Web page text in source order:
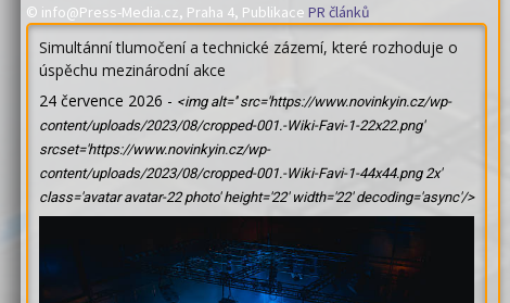
© info@Press-Media.cz, Praha 4, Publikace PR článků
Simultánní tlumočení a technické zázemí, které rozhoduje o
úspěchu mezinárodní akce
24 července 2026 - <img alt='' src='https://www.novinkyin.cz/wp-
content/uploads/2023/08/cropped-001.-Wiki-Favi-1-22x22.png'
srcset='https://www.novinkyin.cz/wp-
content/uploads/2023/08/cropped-001.-Wiki-Favi-1-44x44.png 2x'
class='avatar avatar-22 photo' height='22' width='22' decoding='async'/>